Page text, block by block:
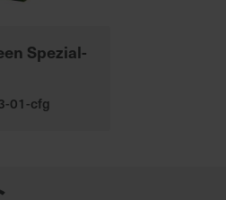
Spezial-
01-cfg